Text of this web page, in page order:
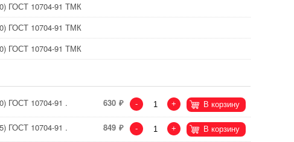
ГОСТ 10704-91 ТМК
ГОСТ 10704-91 ТМК
ГОСТ 10704-91 ТМК
ГОСТ 10704-91 . 630 - + В корзину
ГОСТ 10704-91 . 849 - + В корзину